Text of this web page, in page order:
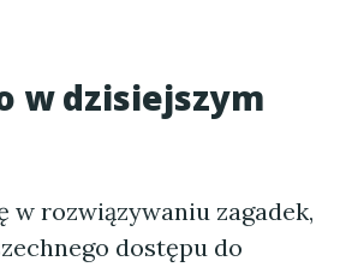
w dzisiejszym
rozwiązywaniu zagadek,
dostępu do